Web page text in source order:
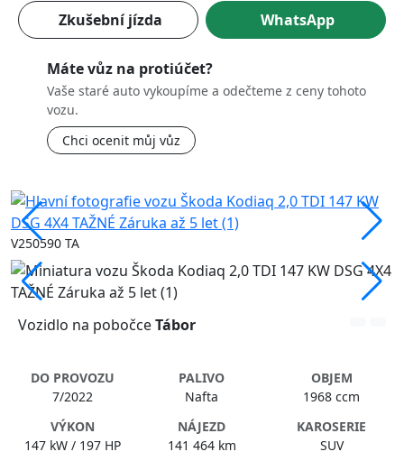
Zkušební jízda WhatsApp
Máte vůz na protiúčet?
Vaše staré auto vykoupíme a odečteme z ceny tohoto
vozu.
Chci ocenit můj vůz
V250590 TA
Vozidlo na pobočceTábor
DO PROVOZU
7/2022
PALIVO
Nafta
OBJEM
1968 ccm
VÝKON
147 kW / 197 HP
NÁJEZD
141 464 km
KAROSERIE
SUV